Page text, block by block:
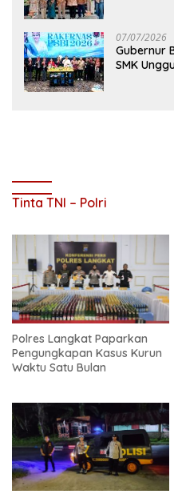
07/07/2026
Gubernur
SMK
Tinta TNI – Polri
Polres Langkat Paparkan
Pengungkapan Kasus Kurun
Waktu Satu Bulan